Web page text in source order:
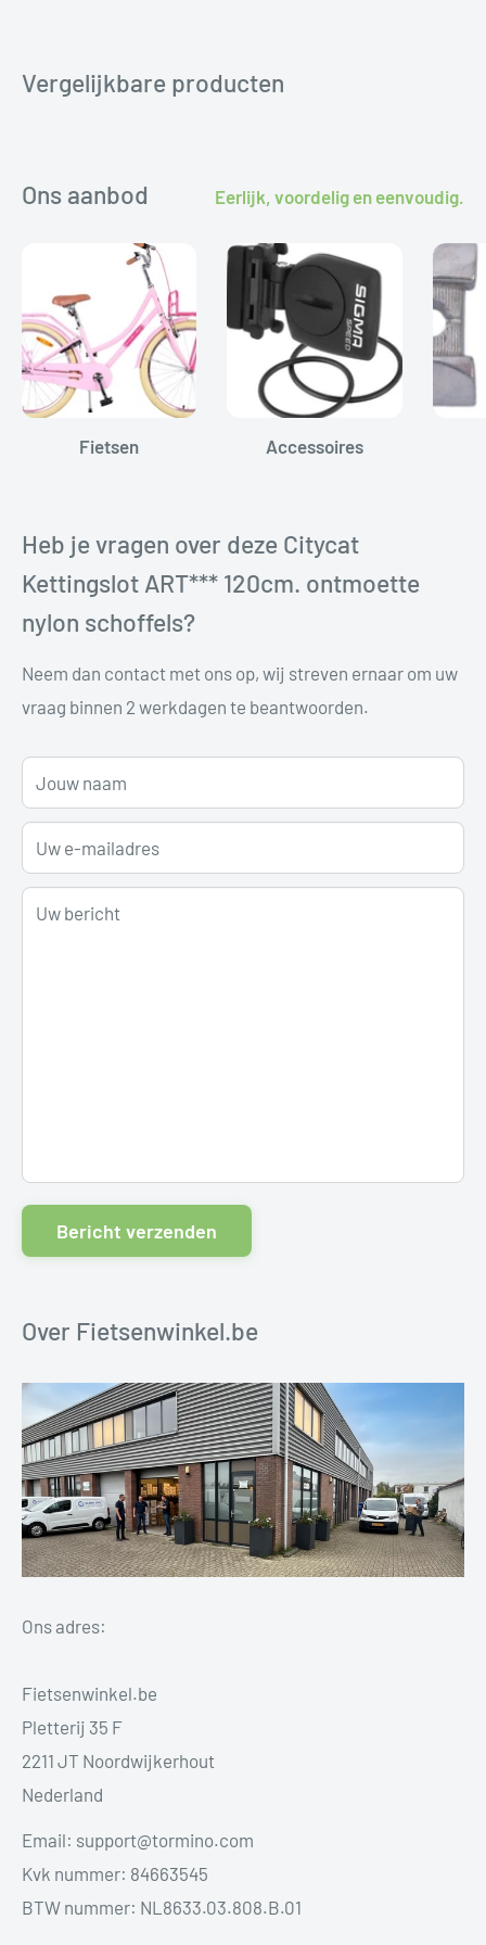
Vergelijkbare producten
Ons aanbod Eerlijk, voordelig en eenvoudig.
Fietsen Accessoires
Heb je vragen over deze Citycat
Kettingslot ART*** 120cm. ontmoette
nylon schoffels?
Neem dan contact met ons op, wij streven ernaar om uw
vraag binnen 2 werkdagen te beantwoorden.
Jouw naam
Uw e-mailadres
Uw bericht
Bericht verzenden
Over Fietsenwinkel.be
Ons adres:
Fietsenwinkel.be
Pletterij 35 F
2211 JT Noordwijkerhout
Nederland
Email: support@tormino.com
Kvk nummer: 84663545
BTW nummer: NL8633.03.808.B.01